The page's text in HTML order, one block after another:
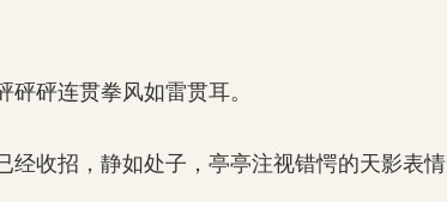
砰连贯拳风如雷贯耳。
收招，静如处子，亭亭注视错愕的天影表情